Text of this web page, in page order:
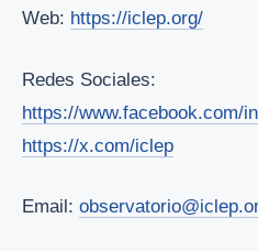
Web: https://iclep.org/
Redes Sociales:
https://www.facebook.com/
https://x.com/iclep
Email: